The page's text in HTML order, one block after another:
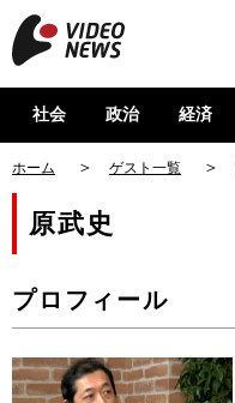
社会 政治 経済
ホーム ゲスト一覧
原武史
プロフィール